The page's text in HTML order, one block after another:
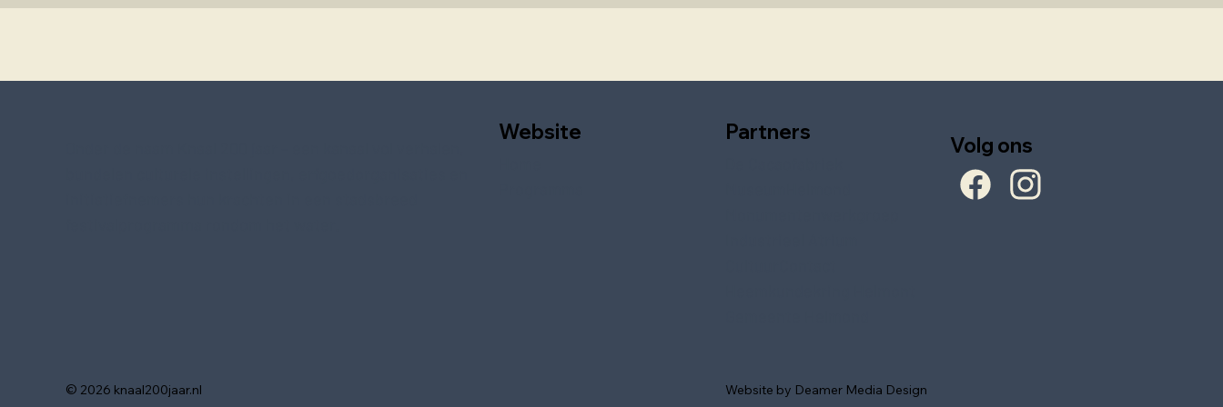
Website Partners
Volg ons
© 2026 knaal200jaar.nl Website by Deamer Media Design